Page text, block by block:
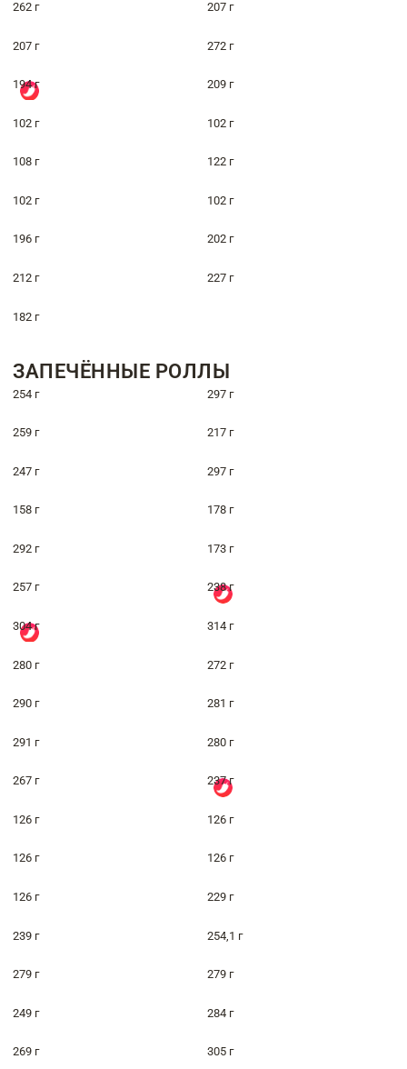
262 г 207 г
207 г 272 г
194 г 209 г
102 г 102 г
108 г 122 г
102 г 102 г
196 г 202 г
212 г 227 г
182 г
ЗАПЕЧЁННЫЕ РОЛЛЫ
254 г 297 г
259 г 217 г
247 г 297 г
158 г 178 г
292 г 173 г
257 г 238 г
304 г 314 г
280 г 272 г
290 г 281 г
291 г 280 г
267 г 237 г
126 г 126 г
126 г 126 г
126 г 229 г
239 г 254,1 г
279 г 279 г
249 г 284 г
269 г 305 г